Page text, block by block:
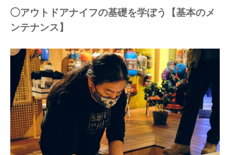
◯アウトドアナイフの基礎を学ぼう【基本のメ
ンテナンス】